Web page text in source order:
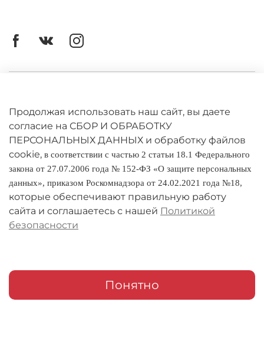
Оферта
Политика конфиденциальности
Оплата и доставка
Условия обмена и возврата
Реквизиты
Продолжая использовать наш сайт, вы даете
согласие на СБОР И ОБРАБОТКУ
ПЕРСОНАЛЬНЫХ ДАННЫХ и обработку файлов
cookie, в соответствии с частью 2 статьи 18.1 Федерального
закона от 27.07.2006 года № 152-ФЗ «О защите персональных
данных», приказом Роскомнадзора от 24.02.2021 года №18,
которые обеспечивают правильную работу
сайта и соглашаетесь с нашей Политикой
безопасности
Понятно